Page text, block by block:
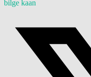
bilge kaan